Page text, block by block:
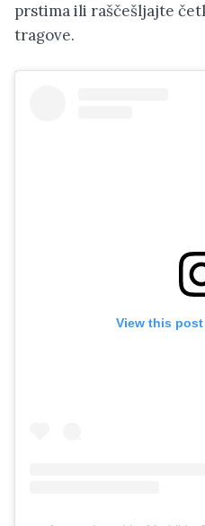
prstima ili raščešljajte
tragove.
View this